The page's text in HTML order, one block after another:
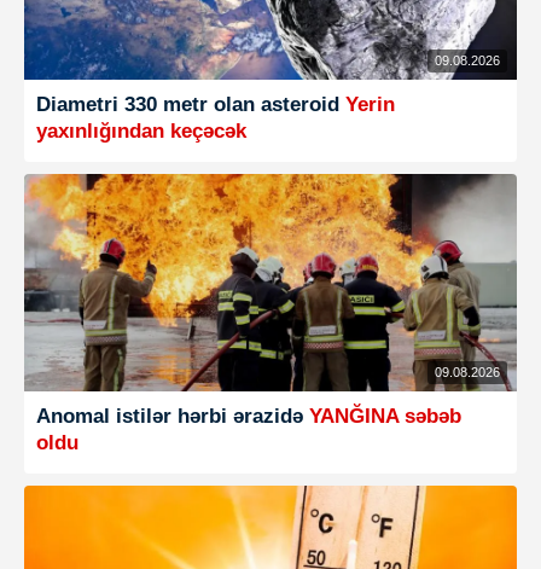
09.08.2026
Diametri 330 metr olan asteroid Yerin
yaxınlığından keçəcək
09.08.2026
Anomal istilər hərbi ərazidə YANĞINA səbəb
oldu